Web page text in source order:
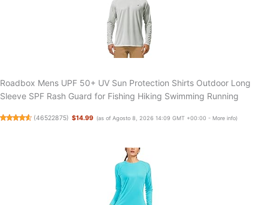
Roadbox Mens UPF 50+ UV Sun Protection Shirts Outdoor Long
Sleeve SPF Rash Guard for Fishing Hiking Swimming Running
(46522875) $14.99 (as of Agosto 8, 2026 14:09 GMT +00:00 - More info)